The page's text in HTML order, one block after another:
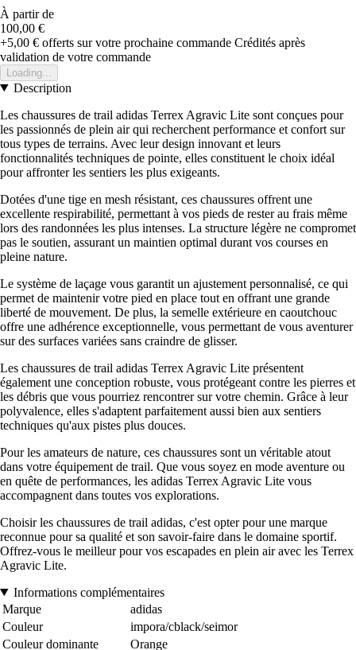
À partir de
100,00 €
+5,00 € offerts sur votre prochaine commande Crédités après
validation de votre commande
Loading...
Description
Les chaussures de trail adidas Terrex Agravic Lite sont conçues pour
les passionnés de plein air qui recherchent performance et confort sur
tous types de terrains. Avec leur design innovant et leurs
fonctionnalités techniques de pointe, elles constituent le choix idéal
pour affronter les sentiers les plus exigeants.
Dotées d'une tige en mesh résistant, ces chaussures offrent une
excellente respirabilité, permettant à vos pieds de rester au frais même
lors des randonnées les plus intenses. La structure légère ne compromet
pas le soutien, assurant un maintien optimal durant vos courses en
pleine nature.
Le système de laçage vous garantit un ajustement personnalisé, ce qui
permet de maintenir votre pied en place tout en offrant une grande
liberté de mouvement. De plus, la semelle extérieure en caoutchouc
offre une adhérence exceptionnelle, vous permettant de vous aventurer
sur des surfaces variées sans craindre de glisser.
Les chaussures de trail adidas Terrex Agravic Lite présentent
également une conception robuste, vous protégeant contre les pierres et
les débris que vous pourriez rencontrer sur votre chemin. Grâce à leur
polyvalence, elles s'adaptent parfaitement aussi bien aux sentiers
techniques qu'aux pistes plus douces.
Pour les amateurs de nature, ces chaussures sont un véritable atout
dans votre équipement de trail. Que vous soyez en mode aventure ou
en quête de performances, les adidas Terrex Agravic Lite vous
accompagnent dans toutes vos explorations.
Choisir les chaussures de trail adidas, c'est opter pour une marque
reconnue pour sa qualité et son savoir-faire dans le domaine sportif.
Offrez-vous le meilleur pour vos escapades en plein air avec les Terrex
Agravic Lite.
Informations complémentaires
Marque
adidas
Couleur
impora/cblack/seimor
Couleur dominante
Orange